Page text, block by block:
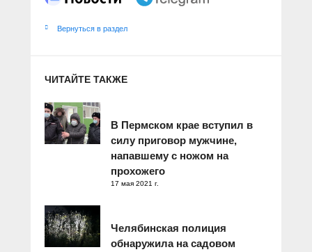
Вернуться в раздел
ЧИТАЙТЕ ТАКЖЕ
В Пермском крае вступил в
силу приговор мужчине,
напавшему с ножом на
прохожего
17 мая 2021 г.
Челябинская полиция
обнаружила на садовом